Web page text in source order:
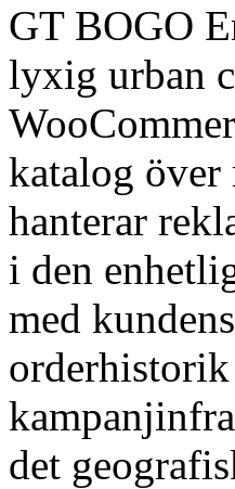
GT BOGO
lyxig urban
katalog över
hanterar
i den
med
orderhistorik
det